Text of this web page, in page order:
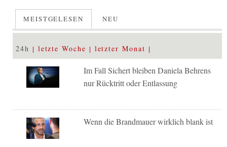
MEISTGELESEN NEU
24h letzte Woche letzter Monat
Im Fall Sichert bleiben Daniela Behrens
nur Rücktritt oder Entlassung
Wenn die Brandmauer wirklich blank ist